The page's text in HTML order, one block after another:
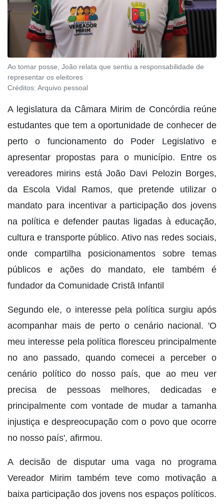
Ao tomar posse, João relata que sentiu a responsabilidade de
representar os eleitores
Créditos: Arquivo pessoal
A legislatura da Câmara Mirim de Concórdia reúne
estudantes que tem a oportunidade de conhecer de
perto o funcionamento do Poder Legislativo e
apresentar propostas para o município. Entre os
vereadores mirins está João Davi Pelozin Borges,
da Escola Vidal Ramos, que pretende utilizar o
mandato para incentivar a participação dos jovens
na política e defender pautas ligadas à educação,
cultura e transporte público. Ativo nas redes sociais,
onde compartilha posicionamentos sobre temas
públicos e ações do mandato, ele também é
fundador da Comunidade Cristã Infantil
Segundo ele, o interesse pela política surgiu após
acompanhar mais de perto o cenário nacional. 'O
meu interesse pela política floresceu principalmente
no ano passado, quando comecei a perceber o
cenário político do nosso país, que ao meu ver
precisa de pessoas melhores, dedicadas e
principalmente com vontade de mudar a tamanha
injustiça e despreocupação com o povo que ocorre
no nosso país', afirmou.
A decisão de disputar uma vaga no programa
Vereador Mirim também teve como motivação a
baixa participação dos jovens nos espaços políticos.